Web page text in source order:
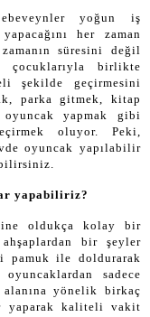
yoğun iş
her zaman
süresini değil
çocuklarıyla birlikte
şekilde geçirmesini
parka gitmek, kitap
oyuncak yapmak gibi
oluyor. Peki,
oyuncak yapılabilir
yapabiliriz?
oldukça kolay bir
bir şeyler
pamuk ile doldurarak
sadece
yönelik birkaç
yaparak kaliteli vakit